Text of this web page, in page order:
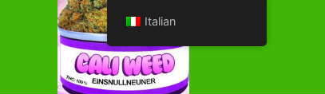
Italian